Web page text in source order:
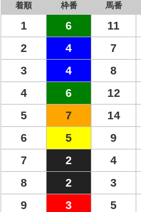
着順 枠番 馬番
1 6 11
2
4 7
3
4 8
4
6 12
5
7 14
6
5 9
7
2 4
8
2 3
9
3 5